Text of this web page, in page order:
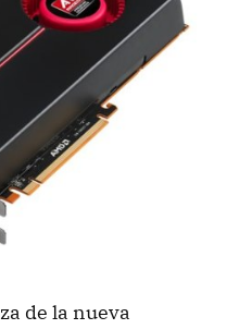
de la nueva